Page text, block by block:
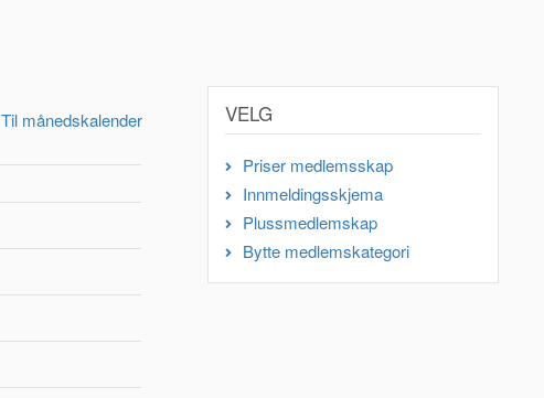
Til månedskalender VELG
Priser medlemsskap
Innmeldingsskjema
Plussmedlemskap
Bytte medlemskategori